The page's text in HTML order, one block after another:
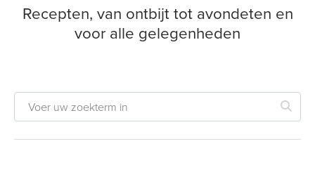
Recepten, van ontbijt tot avondeten en
voor alle gelegenheden